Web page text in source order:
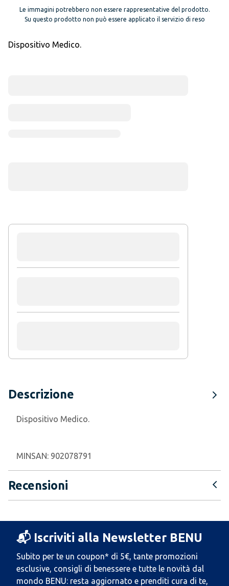
Le immagini potrebbero non essere rappresentative del prodotto.
Su questo prodotto non può essere applicato il servizio di reso
Dispositivo Medico.
Descrizione
Dispositivo Medico.
MINSAN: 902078791
Recensioni
📬 Iscriviti alla Newsletter BENU
Subito per te un coupon* di 5€, tante promozioni
esclusive, consigli di benessere e tutte le novità dal
mondo BENU: resta aggiornato e prenditi cura di te,